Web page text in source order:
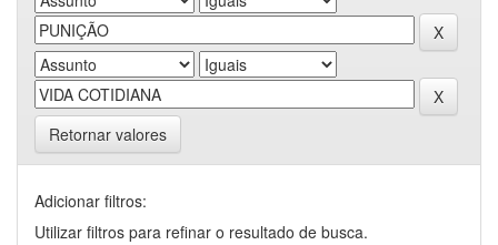
Retornar valores
Adicionar filtros:
Utilizar filtros para refinar o resultado de busca.